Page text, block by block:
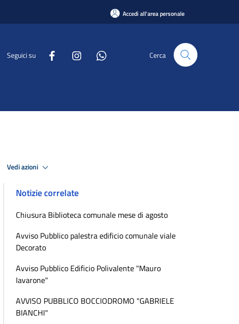
Accedi all'area personale
Seguici su Cerca
Vedi azioni
Notizie correlate
Chiusura Biblioteca comunale mese di agosto
Avviso Pubblico palestra edificio comunale viale
Decorato
Avviso Pubblico Edificio Polivalente "Mauro
Iavarone"
AVVISO PUBBLICO BOCCIODROMO "GABRIELE
BIANCHI"